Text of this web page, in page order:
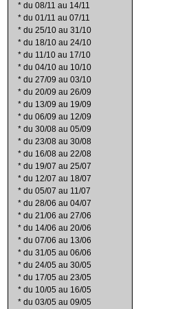
* du 08/11 au 14/11
* du 01/11 au 07/11
* du 25/10 au 31/10
* du 18/10 au 24/10
* du 11/10 au 17/10
* du 04/10 au 10/10
* du 27/09 au 03/10
* du 20/09 au 26/09
* du 13/09 au 19/09
* du 06/09 au 12/09
* du 30/08 au 05/09
* du 23/08 au 30/08
* du 16/08 au 22/08
* du 19/07 au 25/07
* du 12/07 au 18/07
* du 05/07 au 11/07
* du 28/06 au 04/07
* du 21/06 au 27/06
* du 14/06 au 20/06
* du 07/06 au 13/06
* du 31/05 au 06/06
* du 24/05 au 30/05
* du 17/05 au 23/05
* du 10/05 au 16/05
* du 03/05 au 09/05